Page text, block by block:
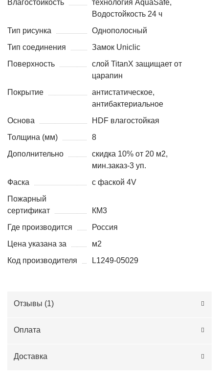
Влагостойкость
технология AquaSafe,
Водостойкость 24 ч
Тип рисунка
Однополосный
Тип соединения
Замок Uniclic
Поверхность
слой TitanX защищает от
царапин
Покрытие
антистатическое,
антибактериальное
Основа
HDF влагостойкая
Толщина (мм)
8
Дополнительно
скидка 10% от 20 м2,
мин.заказ-3 уп.
Фаска
с фаской 4V
Пожарный
сертификат
КМ3
Где производится
Россия
Цена указана за
м2
Код производителя
L1249-05029
Отзывы (1)
Оплата
Доставка